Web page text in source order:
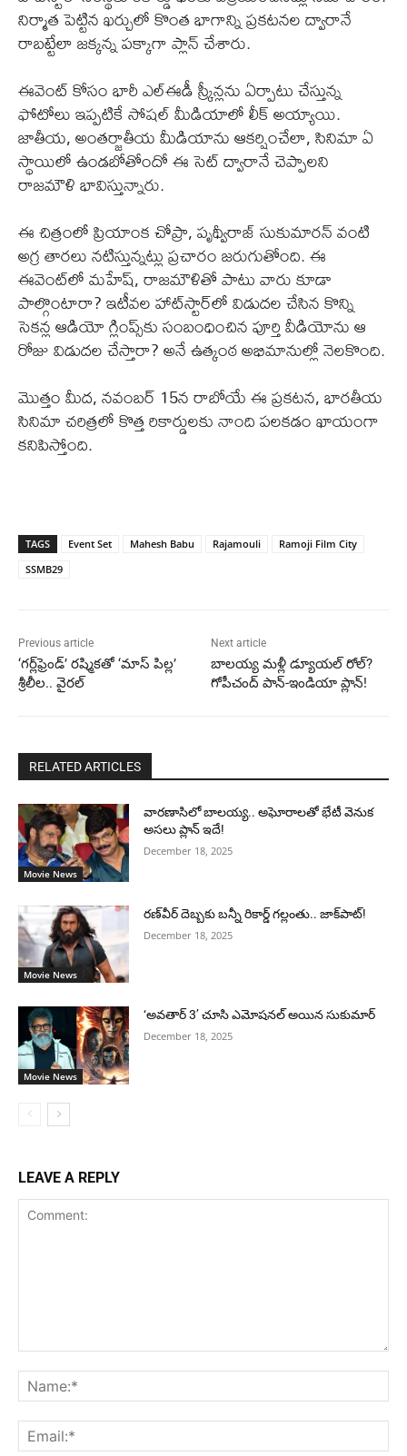
నిర్మాత పెట్టిన ఖర్చులో కొంత భాగాన్ని ప్రకటనల ద్వారానే
రాబట్టేలా జక్కన్న పక్కాగా ప్లాన్ చేశారు.
ఈవెంట్ కోసం భారీ ఎల్‌ఈడీ స్క్రీన్లను ఏర్పాటు చేస్తున్న
ఫోటోలు ఇప్పటికే సోషల్ మీడియాలో లీక్ అయ్యాయి.
జాతీయ, అంతర్జాతీయ మీడియాను ఆకర్షించేలా, సినిమా ఏ
స్థాయిలో ఉండబోతోందో ఈ సెట్ ద్వారానే చెప్పాలని
రాజమౌళి భావిస్తున్నారు.
ఈ చిత్రంలో ప్రియాంక చోప్రా, పృథ్వీరాజ్ సుకుమారన్ వంటి
అగ్ర తారలు నటిస్తున్నట్లు ప్రచారం జరుగుతోంది. ఈ
ఈవెంట్‌లో మహేష్, రాజమౌళితో పాటు వారు కూడా
పాల్గొంటారా? ఇటీవల హాట్‌స్టార్‌లో విడుదల చేసిన కొన్ని
సెకన్ల ఆడియో గ్లింప్స్‌కు సంబంధించిన పూర్తి వీడియోను ఆ
రోజు విడుదల చేస్తారా? అనే ఉత్కంఠ అభిమానుల్లో నెలకొంది.
మొత్తం మీద, నవంబర్ 15న రాబోయే ఈ ప్రకటన, భారతీయ
సినిమా చరిత్రలో కొత్త రికార్డులకు నాంది పలకడం ఖాయంగా
కనిపిస్తోంది.
TAGS Event Set Mahesh Babu Rajamouli
Ramoji Film City
SSMB29
Previous article
‘గర్ల్‌ఫ్రెండ్’ రష్మికతో ‘మాస్ పిల్ల’
శ్రీలీల.. వైరల్
Next article
బాలయ్య మళ్లీ డ్యూయల్ రోల్?
గోపీచంద్‌ పాన్-ఇండియా ప్లాన్!
RELATED ARTICLES
Movie News
వారణాసిలో బాలయ్య.. అఘోరాలతో భేటీ వెనుక
అసలు ప్లాన్ ఇదే!
December 18, 2025
Movie News
రణ్‌వీర్ దెబ్బకు బన్నీ రికార్డ్ గల్లంతు.. జాక్‌పాట్!
December 18, 2025
Movie News
‘అవతార్ 3’ చూసి ఎమోషనల్ అయిన సుకుమార్
December 18, 2025
LEAVE A REPLY